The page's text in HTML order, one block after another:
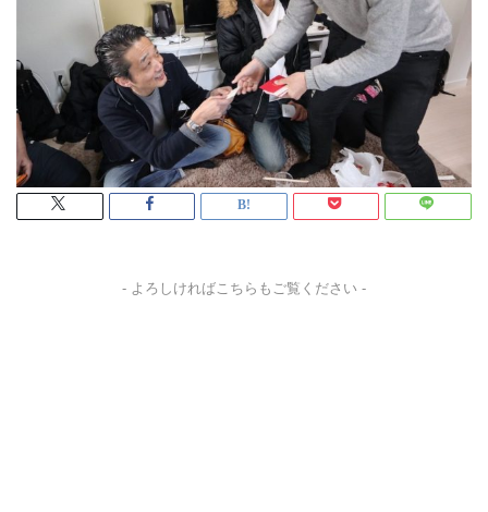
- よろしければこちらもご覧ください -